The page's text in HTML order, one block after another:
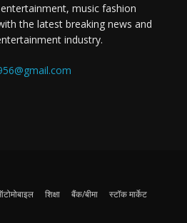
music fashion
the latest breaking news and
industry.
शिक्षा बैंक/बीमा
स्टॉक मार्केट